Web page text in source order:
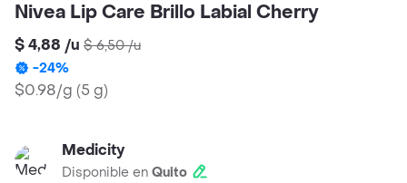
Nivea Lip Care Brillo Labial Cherry
$ 4,88 /u $ 6,50/u
-24%
$0.98/g (5 g)
Medicity
Disponible en Quito